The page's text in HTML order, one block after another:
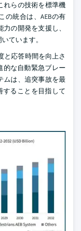
れらの技術を標準機
の統合は、AEBの有
の開発を支援し、
ています。
と応答時間を向上さ
的な自動緊急ブレー
ムは、追突事故を最
することを目指して